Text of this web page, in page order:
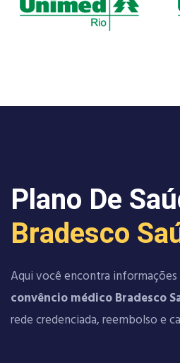
Plano De
Bradesco
Aqui você encontra
convêncio médico Bradesco
rede credenciada, reembolso e